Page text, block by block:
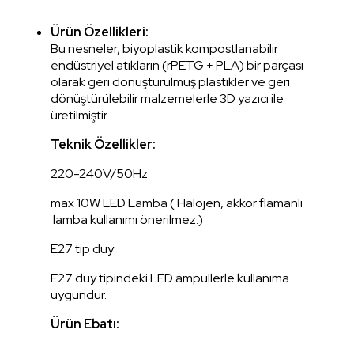
Ürün Özellikleri:
Bu nesneler, biyoplastik kompostlanabilir
endüstriyel atıkların (rPETG + PLA) bir parçası
olarak geri dönüştürülmüş plastikler ve geri
dönüştürülebilir malzemelerle 3D yazıcı ile
üretilmiştir.
Teknik Özellikler:
220-240V/50Hz
max 10W LED Lamba ( Halojen, akkor flamanlı
lamba kullanımı önerilmez.)
E27 tip duy
E27 duy tipindeki LED ampullerle kullanıma
uygundur.
Ürün Ebatı: